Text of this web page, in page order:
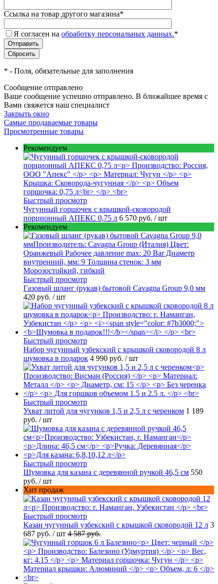
Ссылка на товар другого магазина*
Я согласен на обработку персональных данных.*
* - Поля, обязательные для заполнения
Сообщение отправлено
Ваше сообщение успешно отправлено. В ближайшее время с
Вами свяжется наш специалист
Закрыть окно
Самые продаваемые товары
Просмотренные товары
Рекомендуем
Быстрый просмотр
Чугунный горшочек с крышкой-сковородой
порционный АПЕКС 0,75 л 6 570 руб. / шт
Рекомендуем
Быстрый просмотр
Газовый шланг (рукав) бытовой Cavagna Group 9,0 мм
420 руб. / шт
Быстрый просмотр
Набор чугунный узбекский с крышкой сковородой 8 л
шумовка в подарок 4 990 руб. / шт
Быстрый просмотр
Ухват литой для чугунков 1,5 и 2,5 л с черенком 1 189
руб. / шт
Быстрый просмотр
Шумовка для казана с деревянной ручкой 46,5 см 550
руб. / шт
Хит продаж
Быстрый просмотр
Казан чугунный узбекский с крышкой сковородой 12 л 3
687 руб. / шт 4 587 руб.